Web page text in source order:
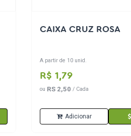
CAIXA CRUZ ROSA
A partir de 10 unid.
R$ 1,79
ou RS 2,50 / Cada
Adicionar